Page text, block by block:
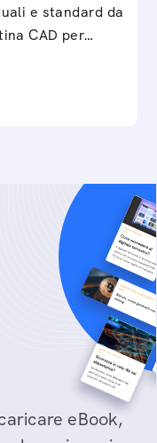
e standard da
CAD per…
eBook,